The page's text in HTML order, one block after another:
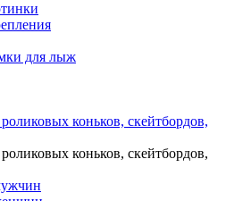
для лыж
коньков, скейтбордов,
коньков, скейтбордов,